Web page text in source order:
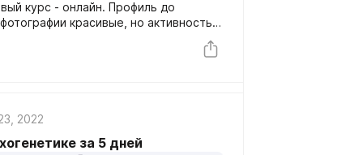
красивые, но активность
2022
за 5 дней